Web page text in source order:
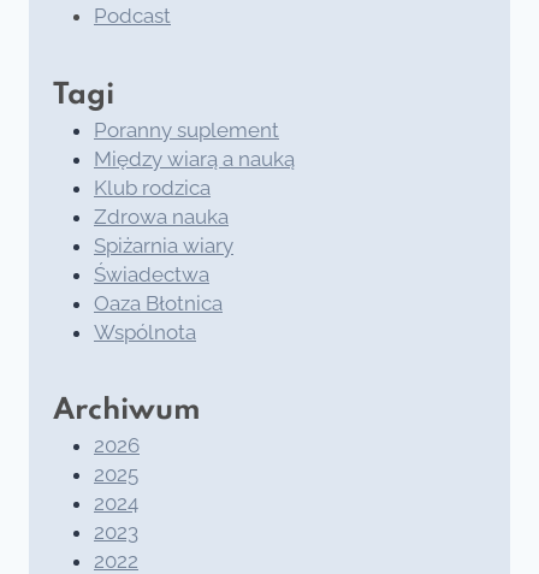
Podcast
Tagi
Poranny suplement
Między wiarą a nauką
Klub rodzica
Zdrowa nauka
Spiżarnia wiary
Świadectwa
Oaza Błotnica
Wspólnota
Archiwum
2026
2025
2024
2023
2022